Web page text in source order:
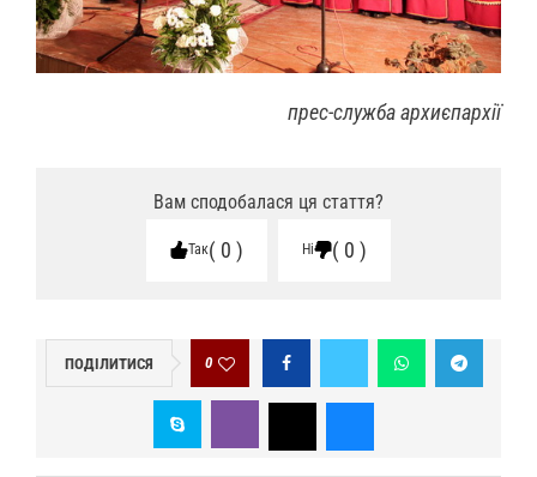
прес-служба архиєпархії
Вам сподобалася ця стаття?
Так 0 Ні 0
ПОДІЛИТИСЯ 0